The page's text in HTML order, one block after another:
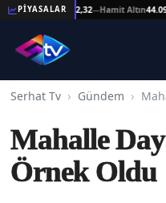
PİYASALAR
Altın44.092,32 —Hamit Altın44.092,32
Serhat Tv Gündem
Mahalle
Örnek Oldu